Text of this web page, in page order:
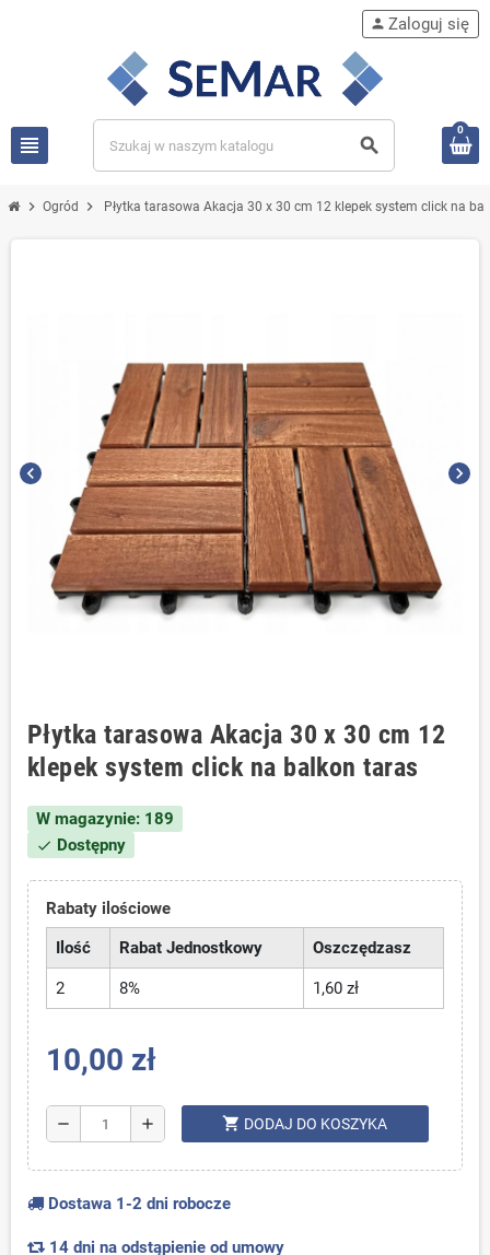
view_headline search
person Zaloguj się
0
chevron_right Ogród chevron_right Płytka tarasowa Akacja 30 x 30 cm 12 klepek system click na
chevron_left chevron_right
Płytka tarasowa Akacja 30 x 30 cm 12
klepek system click na balkon taras
W magazynie: 189
check Dostępny
Rabaty ilościowe
Ilość
Rabat Jednostkowy Oszczędzasz
2 8% 1,60 zł
10,00 zł
remove add shopping_cart DODAJ DO KOSZYKA
Dostawa 1-2 dni robocze
14 dni na odstąpienie od umowy